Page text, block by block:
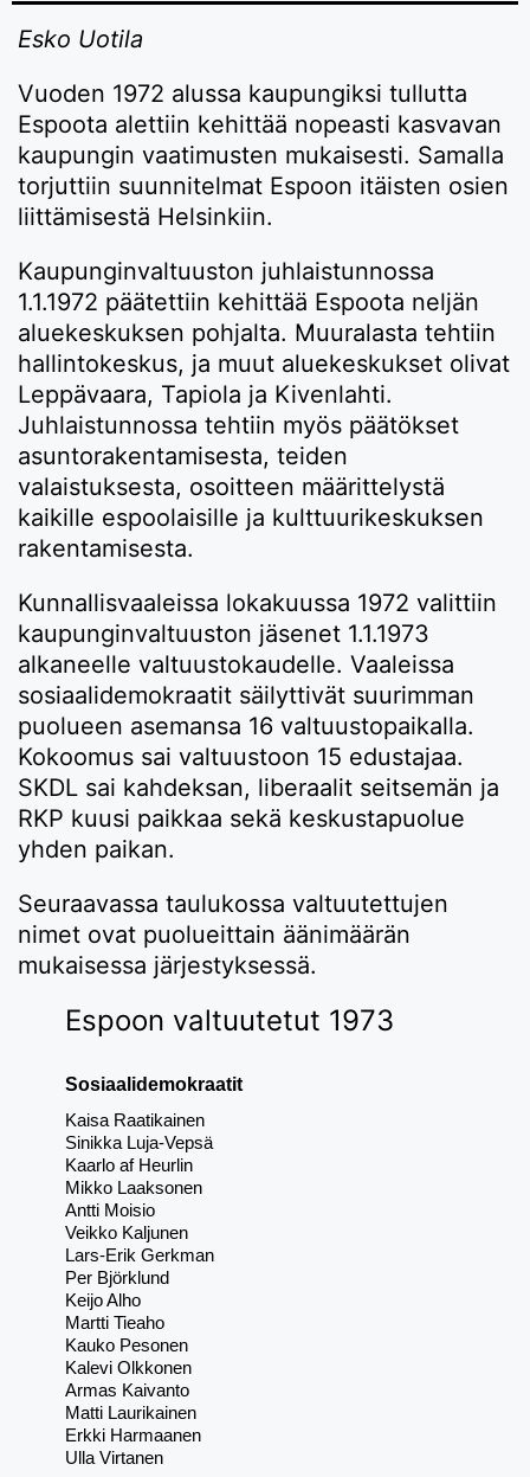
Esko Uotila
Vuoden 1972 alussa kaupungiksi tullutta
Espoota alettiin kehittää nopeasti kasvavan
kaupungin vaatimusten mukaisesti. Samalla
torjuttiin suunnitelmat Espoon itäisten osien
liittämisestä Helsinkiin.
Kaupunginvaltuuston juhlaistunnossa
1.1.1972 päätettiin kehittää Espoota neljän
aluekeskuksen pohjalta. Muuralasta tehtiin
hallintokeskus, ja muut aluekeskukset olivat
Leppävaara, Tapiola ja Kivenlahti.
Juhlaistunnossa tehtiin myös päätökset
asuntorakentamisesta, teiden
valaistuksesta, osoitteen määrittelystä
kaikille espoolaisille ja kulttuurikeskuksen
rakentamisesta.
Kunnallisvaaleissa lokakuussa 1972 valittiin
kaupunginvaltuuston jäsenet 1.1.1973
alkaneelle valtuustokaudelle. Vaaleissa
sosiaalidemokraatit säilyttivät suurimman
puolueen asemansa 16 valtuustopaikalla.
Kokoomus sai valtuustoon 15 edustajaa.
SKDL sai kahdeksan, liberaalit seitsemän ja
RKP kuusi paikkaa sekä keskustapuolue
yhden paikan.
Seuraavassa taulukossa valtuutettujen
nimet ovat puolueittain äänimäärän
mukaisessa järjestyksessä.
Espoon valtuutetut 1973
Sosiaalidemokraatit
Kaisa Raatikainen
Sinikka Luja-Vepsä
Kaarlo af Heurlin
Mikko Laaksonen
Antti Moisio
Veikko Kaljunen
Lars-Erik Gerkman
Per Björklund
Keijo Alho
Martti Tieaho
Kauko Pesonen
Kalevi Olkkonen
Armas Kaivanto
Matti Laurikainen
Erkki Harmaanen
Ulla Virtanen